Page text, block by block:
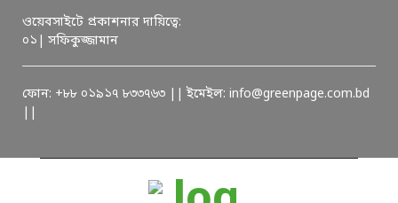
ওয়েবসাইটে প্রকাশনার দায়িত্বে:
০১| সফিকুজ্জামান
ফোন: +৮৮ ০১৯১৭ ৮৩৩৭৬৩ || ইমেইল: info@greenpage.com.bd